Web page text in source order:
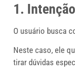
1.
O usuário busca
Neste caso, ele
tirar dúvidas